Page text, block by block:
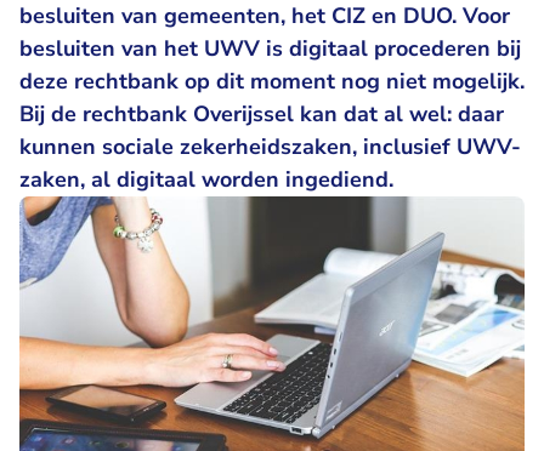
besluiten van gemeenten, het CIZ en DUO. Voor
besluiten van het UWV is digitaal procederen bij
deze rechtbank op dit moment nog niet mogelijk.
Bij de rechtbank Overijssel kan dat al wel: daar
kunnen sociale zekerheidszaken, inclusief UWV-
zaken, al digitaal worden ingediend.